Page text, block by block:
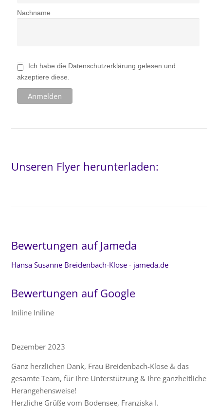
Nachname
Ich habe die Datenschutzerklärung gelesen und
akzeptiere diese.
Unseren Flyer herunterladen:
Bewertungen auf Jameda
Hansa Susanne Breidenbach-Klose - jameda.de
Bewertungen auf Google
Iniline Iniline
Dezember 2023
Ganz herzlichen Dank, Frau Breidenbach-Klose & das
gesamte Team, für Ihre Unterstützung & Ihre ganzheitliche
Herangehensweise!
Herzliche Grüße vom Bodensee, Franziska I.